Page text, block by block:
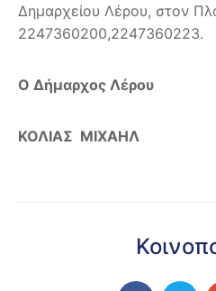
Δημαρχείου Λέρου, στον
2247360200,2247360223.
Ο Δήμαρχος Λέρου
ΚΟΛΙΑΣ ΜΙΧΑΗΛ